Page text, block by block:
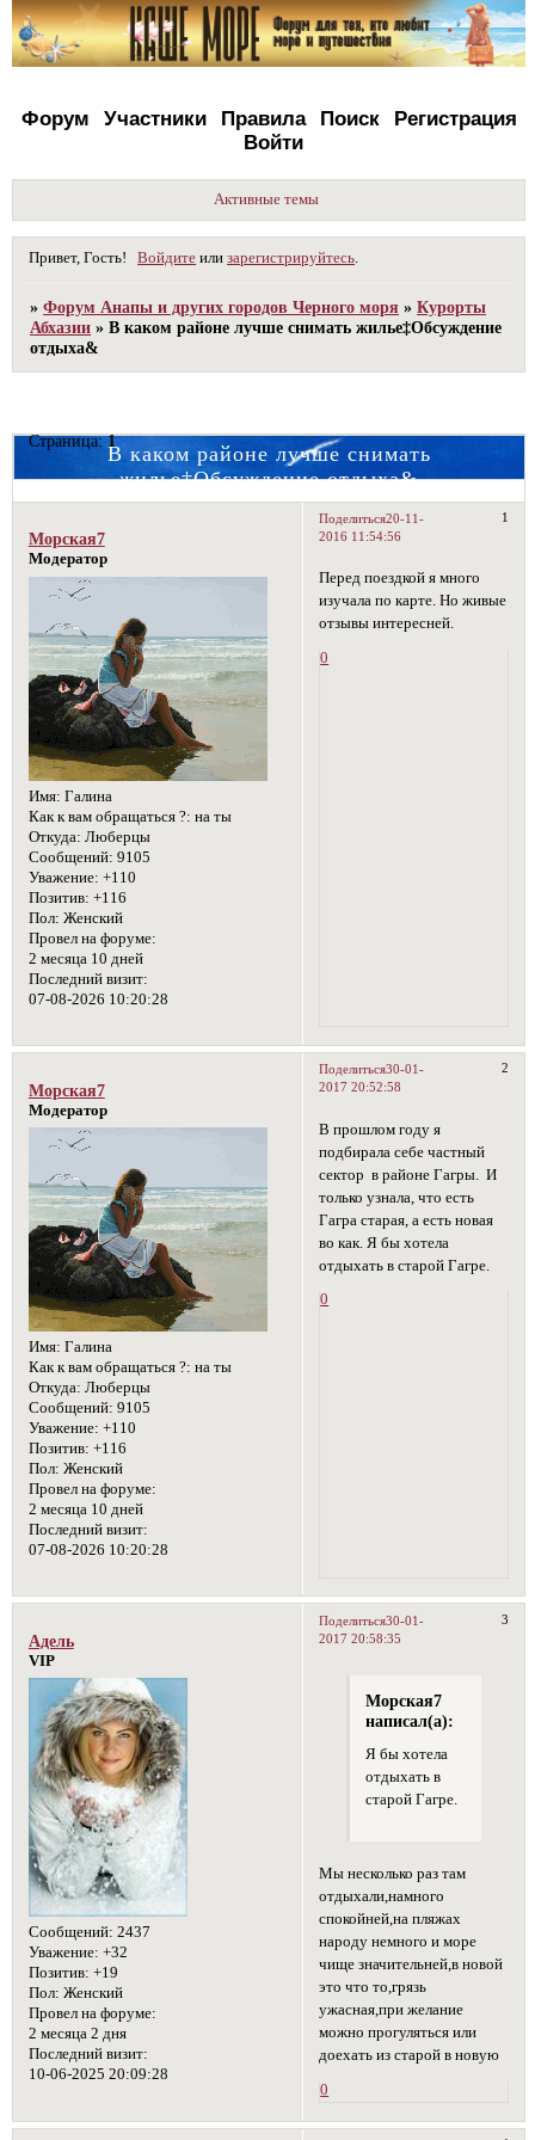
Форум Участники Правила Поиск
Регистрация
Войти
Активные темы
Привет, Гость! Войдите илизарегистрируйтесь
»Форум Анапы и других городов Черного моря »Курорты
Абхазии »В каком районе лучше снимать жилье‡Обсуждение
отдыха&
В каком районе лучше снимать
жилье‡Обсуждение отдыха&
Страница:1
Поделиться 1
20-11-
2016 11:54:56
Морская7
Модератор
Имя: Галина
Как к вам обращаться ?: на ты
Откуда: Люберцы
Сообщений: 9105
Уважение: +110
Позитив: +116
Пол: Женский
Провел на форуме:
2 месяца 10 дней
Последний визит:
07-08-2026 10:20:28
Перед поездкой я много
изучала по карте. Но живые
отзывы интересней.
0
Поделиться 2
30-01-
2017 20:52:58
Морская7
Модератор
Имя: Галина
Как к вам обращаться ?: на ты
Откуда: Люберцы
Сообщений: 9105
Уважение: +110
Позитив: +116
Пол: Женский
Провел на форуме:
2 месяца 10 дней
Последний визит:
07-08-2026 10:20:28
В прошлом году я
подбирала себе частный
сектор в районе Гагры. И
только узнала, что есть
Гагра старая, а есть новая
во как. Я бы хотела
отдыхать в старой Гагре.
0
Поделиться 3
30-01-
2017 20:58:35
Адель
VIP
Сообщений: 2437
Уважение: +32
Позитив: +19
Пол: Женский
Провел на форуме:
2 месяца 2 дня
Последний визит:
10-06-2025 20:09:28
Морская7
написал(а):
Я бы хотела
отдыхать в
старой Гагре.
Мы несколько раз там
отдыхали,намного
спокойней,на пляжах
народу немного и море
чище значительней,в новой
это что то,грязь
ужасная,при желание
можно прогуляться или
доехать из старой в новую
0